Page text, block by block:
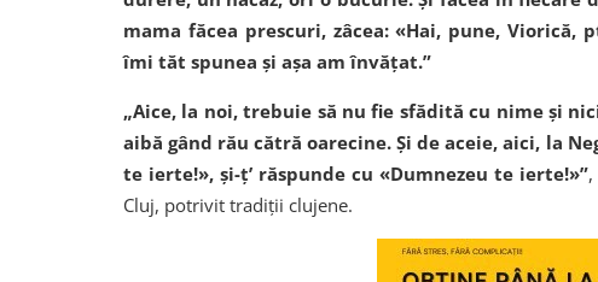
mama făcea prescuri, zâcea: «Hai, pune, Viorică,
îmi tăt spunea și așa am învățat.”
„Aice, la noi, trebuie să nu fie sfădită cu nime și
aibă gând rău cătră oarecine. Și de aceie, aici, la
te ierte!», și-ț’ răspunde cu «Dumnezeu te ierte!»”
Cluj, potrivit tradiții clujene.